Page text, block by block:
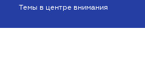
Темы в центре внимания